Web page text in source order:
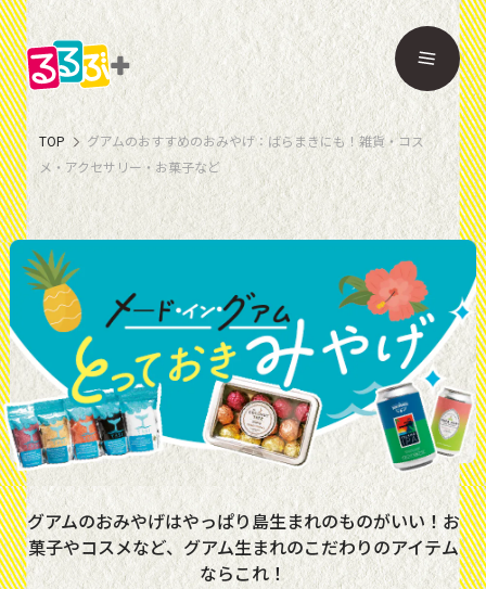
TOP
グアムのおすすめのおみやげ：ばらまきにも！雑貨・コス
メ・アクセサリー・お菓子など
グアムのおみやげはやっぱり島生まれのものがいい！お
菓子やコスメなど、グアム生まれのこだわりのアイテム
ならこれ！